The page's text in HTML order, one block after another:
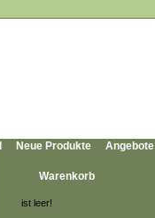
Neue Produkte Angebote
Warenkorb
ist leer!